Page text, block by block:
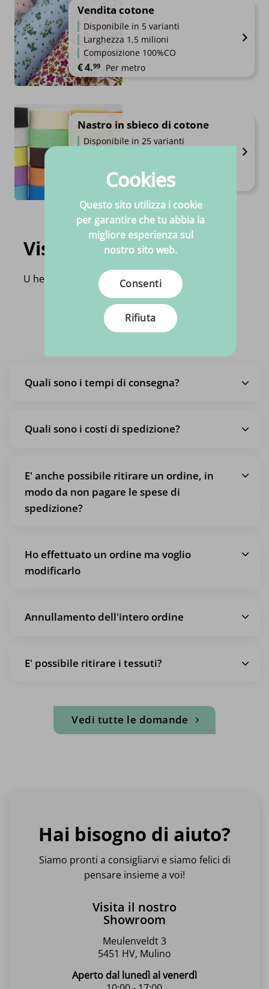
Vendita cotone
Disponibile in 5 varianti
Larghezza 1,5 milioni
Composizione 100%CO
€4.99 Per metro
Nastro in sbieco di cotone
Disponibile in 25 varianti
Al pezzo
Visti di recente
U heeft nog geen product bekeken!
Domande frequenti
Quali sono i tempi di consegna?
Quali sono i costi di spedizione?
E' anche possibile ritirare un ordine, in
modo da non pagare le spese di
spedizione?
Ho effettuato un ordine ma voglio
modificarlo
Annullamento dell'intero ordine
E' possibile ritirare i tessuti?
Vedi tutte le domande
Hai bisogno di aiuto?
Siamo pronti a consigliarvi e siamo felici di
pensare insieme a voi!
Visita il nostro
Showroom
Meulenveldt 3
5451 HV, Mulino
Aperto dal lunedì al venerdì
Cookies
Questo sito utilizza i cookie
per garantire che tu abbia la
migliore esperienza sul
nostro sito web.
Consenti
Rifiuta